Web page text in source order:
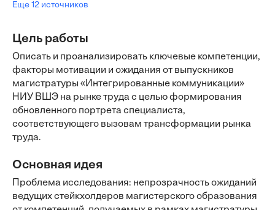
Еще 12 источников
Цель работы
Описать и проанализировать ключевые компетенции,
факторы мотивации и ожидания от выпускников
магистратуры «Интегрированные коммуникации»
НИУ ВШЭ на рынке труда с целью формирования
обновленного портрета специалиста,
соответствующего вызовам трансформации рынка
труда.
Основная идея
Проблема исследования: непрозрачность ожиданий
ведущих стейкхолдеров магистерского образования